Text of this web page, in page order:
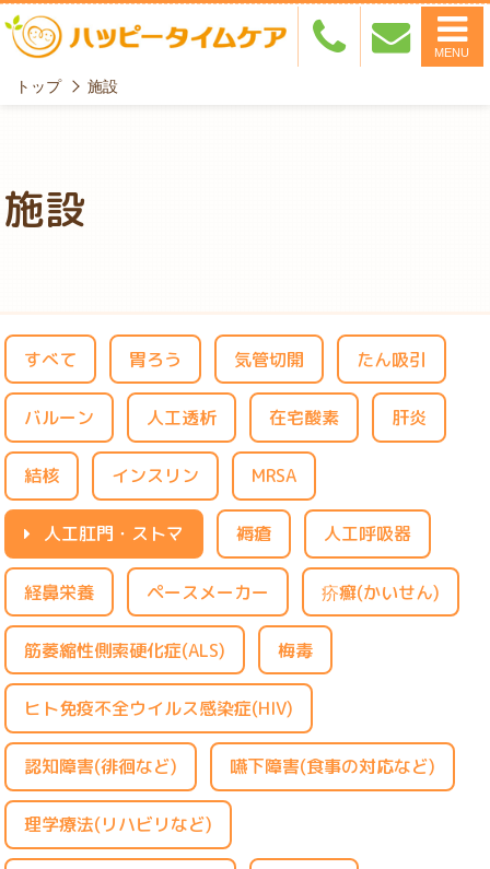
MENU
トップ 施設
施設
すべて 胃ろう 気管切開 たん吸引
バルーン 人工透析 在宅酸素 肝炎
結核 インスリン MRSA
人工肛門・ストマ 褥瘡 人工呼吸器
経鼻栄養 ペースメーカー 疥癬(かいせん)
筋萎縮性側索硬化症(ALS) 梅毒
ヒト免疫不全ウイルス感染症(HIV)
認知障害(徘徊など) 嚥下障害(食事の対応など)
理学療法(リハビリなど)